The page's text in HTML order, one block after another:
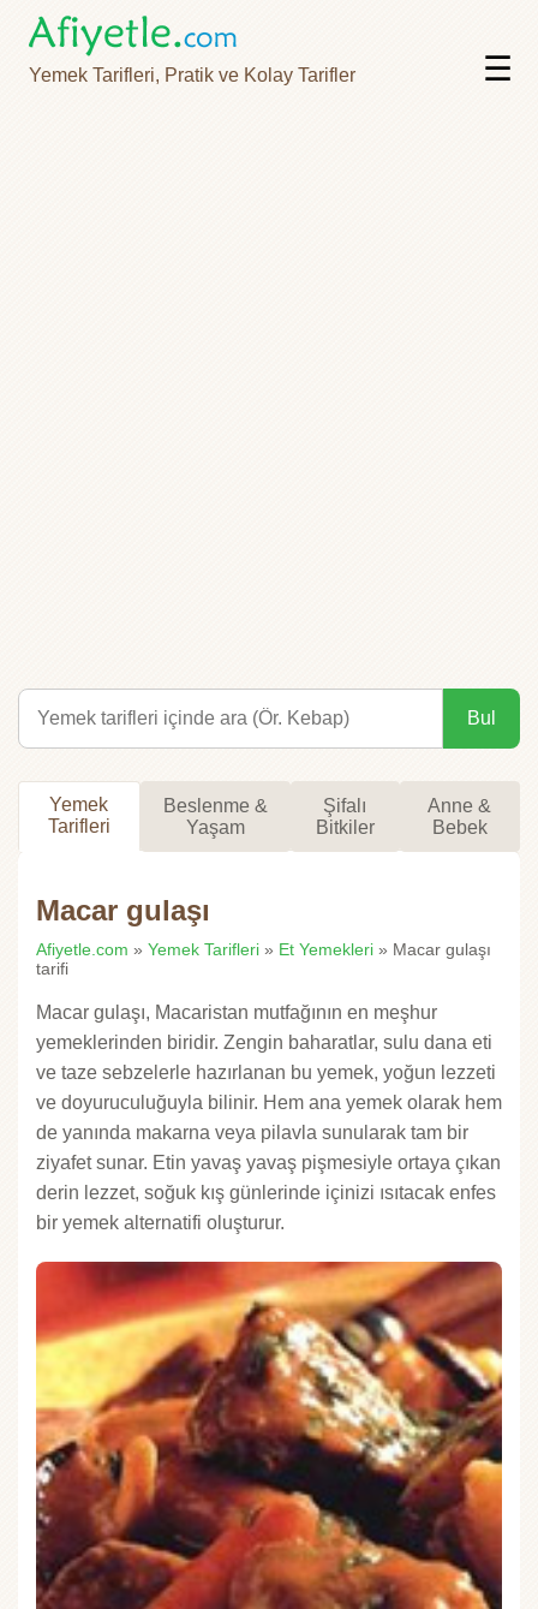
Yemek Tarifleri, Pratik ve Kolay Tarifler ☰
Bul
Yemek
Tarifleri
Beslenme &
Yaşam
Şifalı
Bitkiler
Anne &
Bebek
Macar gulaşı
Afiyetle.com » Yemek Tarifleri » Et Yemekleri » Macar gulaşı
tarifi
Macar gulaşı, Macaristan mutfağının en meşhur
yemeklerinden biridir. Zengin baharatlar, sulu dana eti
ve taze sebzelerle hazırlanan bu yemek, yoğun lezzeti
ve doyuruculuğuyla bilinir. Hem ana yemek olarak hem
de yanında makarna veya pilavla sunularak tam bir
ziyafet sunar. Etin yavaş yavaş pişmesiyle ortaya çıkan
derin lezzet, soğuk kış günlerinde içinizi ısıtacak enfes
bir yemek alternatifi oluşturur.